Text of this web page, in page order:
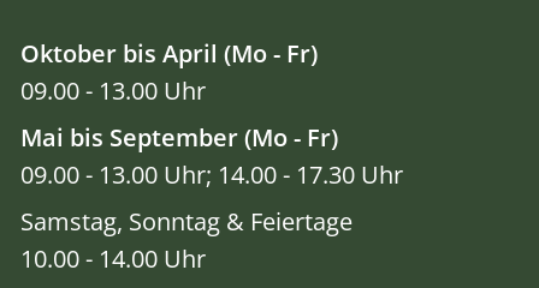
Oktober bis April (Mo - Fr)
09.00 - 13.00 Uhr
Mai bis September (Mo - Fr)
09.00 - 13.00 Uhr; 14.00 - 17.30 Uhr
Samstag, Sonntag & Feiertage
10.00 - 14.00 Uhr